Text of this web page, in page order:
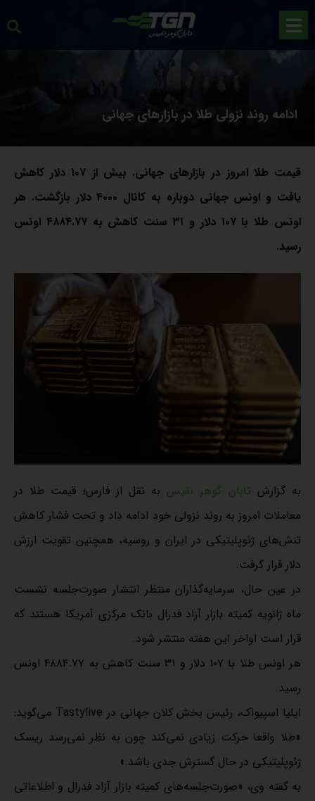
ادامه روند نزولی طلا در بازارهای جهانی
قیمت طلا امروز در بازارهای جهانی. بیش از ۱۰۷ دلار کاهش
یافت و اونس جهانی دوباره به کانال ۴۰۰۰ دلار بازگشت.
هر
اونس طلا با ۱۰۷ دلار و ۳۱ سنت کاهش به ۴۸۸۴.۷۷ اونس
رسید.
به گزارش تابان گوهر نفیس به نقل از فارس؛ قیمت طلا در
معاملات امروز به روند نزولی خود ادامه داد و تحت فشار کاهش
تنش‌های ژئوپلیتیکی در ایران و روسیه، همچنین تقویت ارزش
دلار قرار گرفت.
در عین حال، سرمایه‌گذاران منتظر انتشار صورت‌جلسه نشست
ماه ژانویه کمیته بازار آزاد فدرال بانک مرکزی آمریکا هستند که
قرار است اواخر این هفته منتشر شود.
هر اونس طلا با ۱۰۷ دلار و ۳۱ سنت کاهش به ۴۸۸۴.۷۷ اونس
رسید.
ایلیا اسپیواک، رئیس بخش کلان جهانی در Tastylive می‌گوید:
«طلا واقعا حرکت زیادی نمی‌کند چون به نظر نمی‌رسد ریسک
ژئوپلیتیکی در حال گسترش جدی باشد.»
به گفته وی، «صورت‌جلسه‌های کمیته بازار آزاد فدرال و اطلاعاتی